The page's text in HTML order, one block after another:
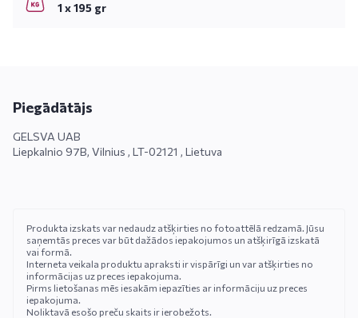
1 x 195 gr
Piegādātājs
GELSVA UAB
Liepkalnio 97B, Vilnius , LT-02121 , Lietuva
Produkta izskats var nedaudz atšķirties no fotoattēlā redzamā. Jūsu
saņemtās preces var būt dažādos iepakojumos un atšķirīgā izskatā
vai formā.
Interneta veikala produktu apraksti ir vispārīgi un var atšķirties no
informācijas uz preces iepakojuma.
Pirms lietošanas mēs iesakām iepazīties ar informāciju uz preces
iepakojuma.
Noliktavā esošo preču skaits ir ierobežots.